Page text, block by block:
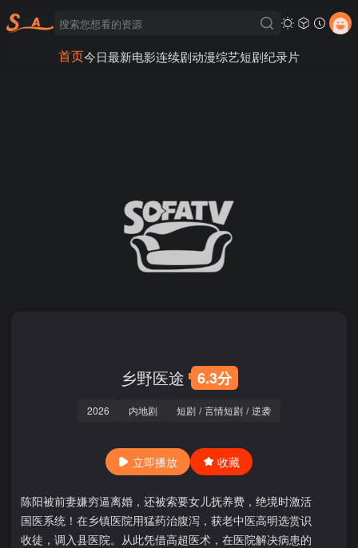
首页今日最新电影连续剧动漫综艺短剧纪录片
乡野医途 6.3分
2026 内地剧 短剧 / 言情短剧 / 逆袭
立即播放 收藏
陈阳被前妻嫌穷逼离婚，还被索要女儿抚养费，绝境时激活
国医系统！在乡镇医院用猛药治腹泻，获老中医高明选赏识
收徒，调入县医院。从此凭借高超医术，在医院解决病患的